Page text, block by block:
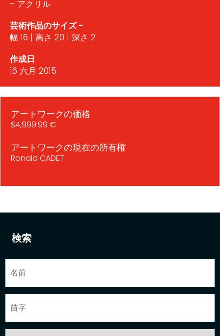
検索
- アクリル
芸術作品のサイズ -
幅 16 | 高さ 20 | 深さ 2
作成日
16 六月 2015
アートワークの価格
$4,999.99 €
アートワークの現在の所有権
Ronald CADET